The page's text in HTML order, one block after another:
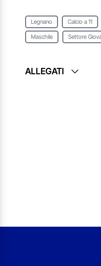
Legnano Calcio a 11
Maschile Settore
ALLEGATI